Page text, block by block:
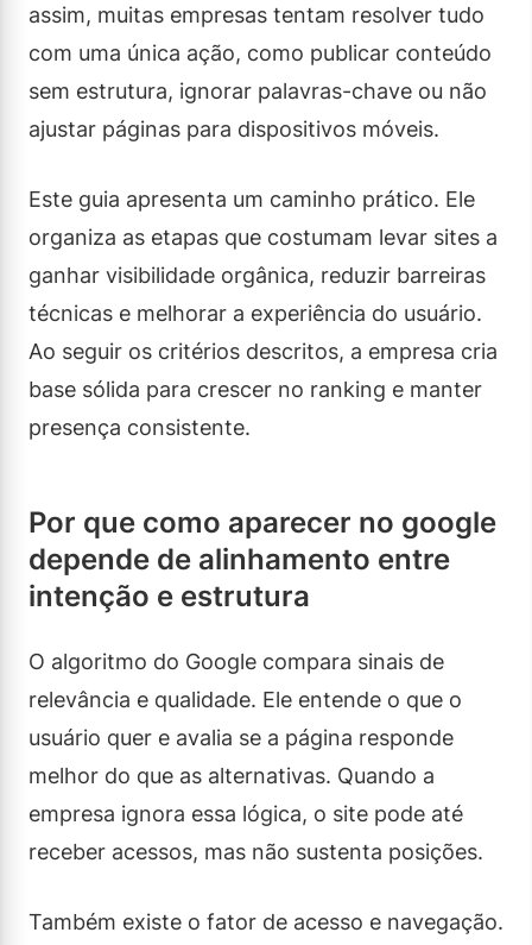
assim, muitas empresas tentam resolver tudo
com uma única ação, como publicar conteúdo
sem estrutura, ignorar palavras-chave ou não
ajustar páginas para dispositivos móveis.
Este guia apresenta um caminho prático. Ele
organiza as etapas que costumam levar sites a
ganhar visibilidade orgânica, reduzir barreiras
técnicas e melhorar a experiência do usuário.
Ao seguir os critérios descritos, a empresa cria
base sólida para crescer no ranking e manter
presença consistente.
Por que como aparecer no google
depende de alinhamento entre
intenção e estrutura
O algoritmo do Google compara sinais de
relevância e qualidade. Ele entende o que o
usuário quer e avalia se a página responde
melhor do que as alternativas. Quando a
empresa ignora essa lógica, o site pode até
receber acessos, mas não sustenta posições.
Também existe o fator de acesso e navegação.